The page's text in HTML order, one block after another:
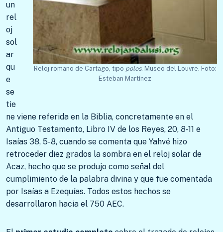
Reloj romano de Cartago, tipo polos. Museo del Louvre. Foto:
Esteban Martínez
un
rel
oj
sol
ar
qu
e
se
tie
ne viene referida en la Biblia, concretamente en el
Antiguo Testamento, Libro IV de los Reyes, 20, 8-11 e
Isaías 38, 5-8, cuando se comenta que Yahvé hizo
retroceder diez grados la sombra en el reloj solar de
Acaz, hecho que se produjo como señal del
cumplimiento de la palabra divina y que fue comentada
por Isaías a Ezequías. Todos estos hechos se
desarrollaron hacia el 750 AEC.